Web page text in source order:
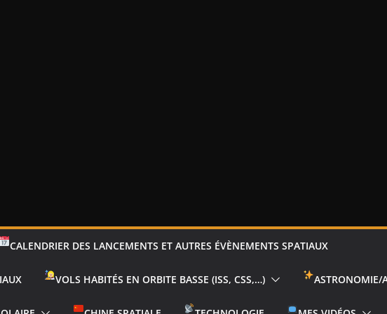
CALENDRIER DES LANCEMENTS ET AUTRES ÉVÈNEMENTS SPATIAUX
VOLS HABITÉS EN ORBITE BASSE (ISS, CSS,…) ASTRONOMIE/